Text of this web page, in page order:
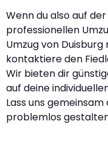
Wenn du also auf
professionellen
Umzug von
kontaktiere den
Wir bieten dir
auf deine
Lass uns
problemlos